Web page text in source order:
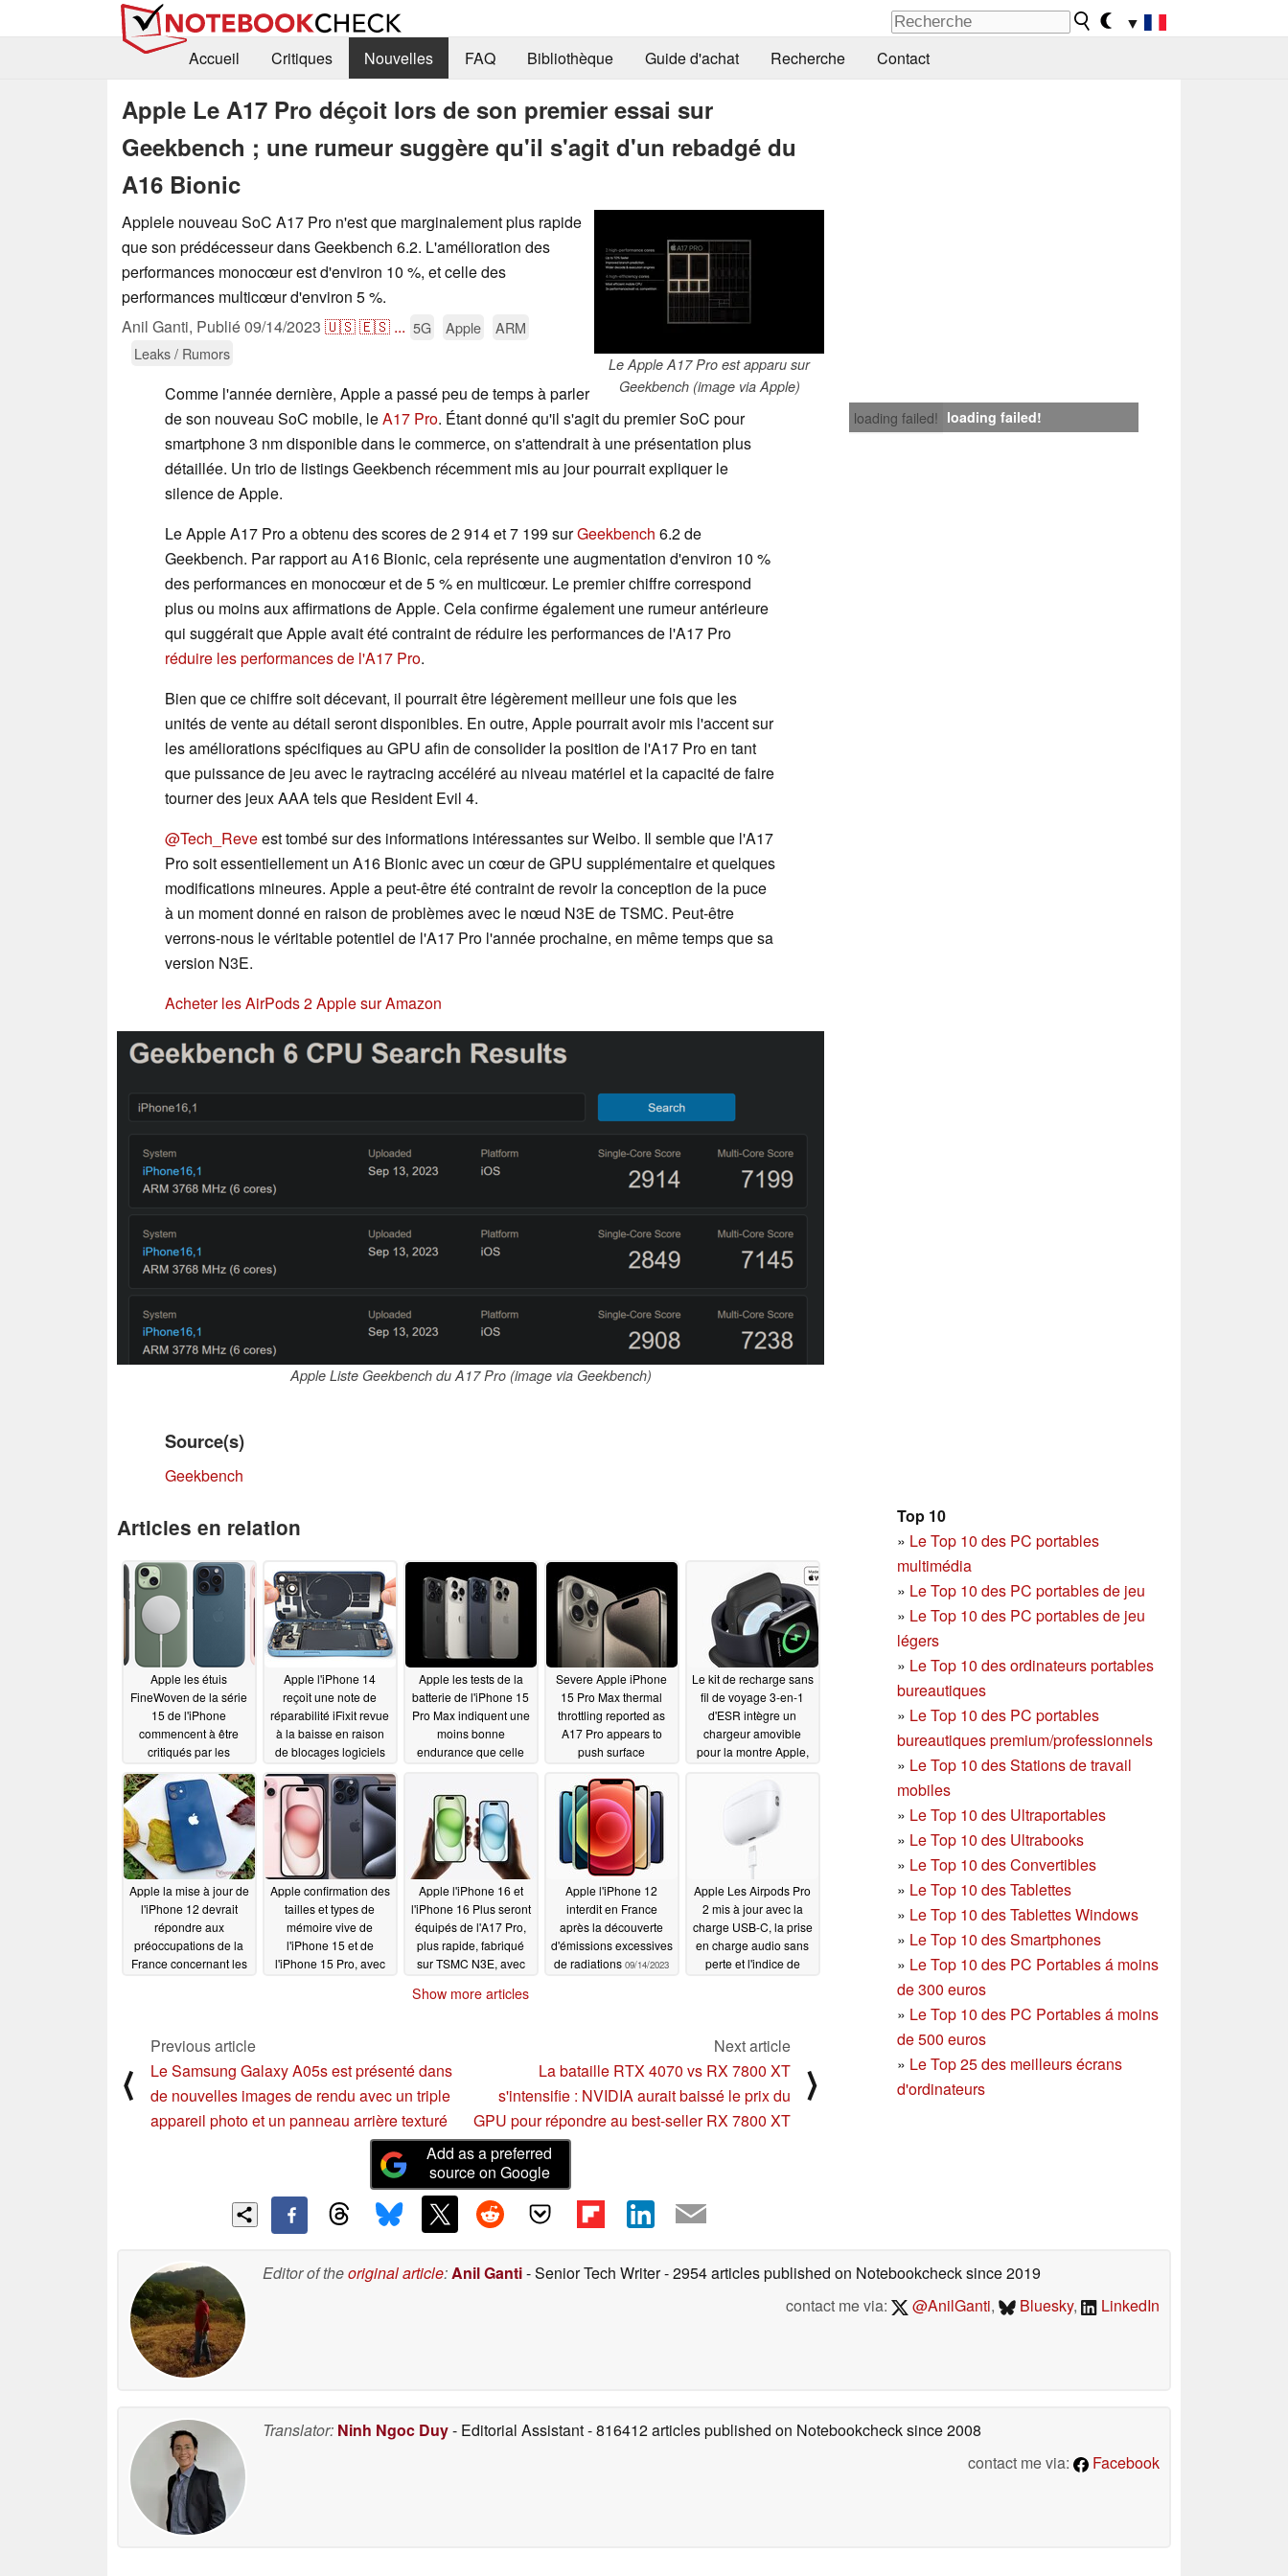
▼
Accueil
Critiques Nouvelles FAQ Bibliothèque Guide d'achat Recherche Contact
Apple Le A17 Pro déçoit lors de son premier essai sur
Geekbench ; une rumeur suggère qu'il s'agit d'un rebadgé du
A16 Bionic
Le Apple A17 Pro est apparu sur
Geekbench (image via Apple)
Applele nouveau SoC A17 Pro n'est que marginalement plus rapide
que son prédécesseur dans Geekbench 6.2. L'amélioration des
performances monocœur est d'environ 10 %, et celle des
performances multicœur d'environ 5 %.
Anil Ganti, Publié09/14/2023 🇺🇸🇪🇸 ... 5G Apple
ARM
Leaks / Rumors
loading failed! loading failed!
Comme l'année dernière, Apple a passé peu de temps à parler
de son nouveau SoC mobile, leA17 Pro. Étant donné qu'il s'agit du premier SoC pour
smartphone 3 nm disponible dans le commerce, on s'attendrait à une présentation plus
détaillée. Un trio de listings Geekbench récemment mis au jour pourrait expliquer le
silence de Apple.
Le Apple A17 Pro a obtenu des scores de 2 914 et 7 199 surGeekbench 6.2 de
Geekbench. Par rapport au A16 Bionic, cela représente une augmentation d'environ 10 %
des performances en monocœur et de 5 % en multicœur. Le premier chiffre correspond
plus ou moins aux affirmations de Apple. Cela confirme également une rumeur antérieure
qui suggérait que Apple avait été contraint de réduire les performances de l'A17 Pro
réduire les performances de l'A17 Pro.
Bien que ce chiffre soit décevant, il pourrait être légèrement meilleur une fois que les
unités de vente au détail seront disponibles. En outre, Apple pourrait avoir mis l'accent sur
les améliorations spécifiques au GPU afin de consolider la position de l'A17 Pro en tant
que puissance de jeu avec le raytracing accéléré au niveau matériel et la capacité de faire
tourner des jeux AAA tels que Resident Evil 4.
@Tech_Reveest tombé sur des informations intéressantes sur Weibo. Il semble que l'A17
Pro soit essentiellement un A16 Bionic avec un cœur de GPU supplémentaire et quelques
modifications mineures. Apple a peut-être été contraint de revoir la conception de la puce
à un moment donné en raison de problèmes avec le nœud N3E de TSMC. Peut-être
verrons-nous le véritable potentiel de l'A17 Pro l'année prochaine, en même temps que sa
version N3E.
Acheter les AirPods 2 Apple sur Amazon
Apple Liste Geekbench du A17 Pro (image via Geekbench)
Source(s)
Geekbench
Top 10
» Le Top 10 des PC portables
multimédia
» Le Top 10 des PC portables de jeu
» Le Top 10 des PC portables de jeu
légers
» Le Top 10 des ordinateurs portables
bureautiques
» Le Top 10 des PC portables
bureautiques premium/professionnels
» Le Top 10 des Stations de travail
mobiles
» Le Top 10 des Ultraportables
» Le Top 10 des Ultrabooks
» Le Top 10 des Convertibles
» Le Top 10 des Tablettes
» Le Top 10 des Tablettes Windows
» Le Top 10 des Smartphones
» Le Top 10 des PC Portables á moins
de 300 euros
» Le Top 10 des PC Portables á moins
de 500 euros
» Le Top 25 des meilleurs écrans
d'ordinateurs
Articles en relation
Apple les étuis
FineWoven de la série
15 de l'iPhone
commencent à être
critiqués par les
09/23/2023
Apple l'iPhone 14
reçoit une note de
réparabilité iFixit revue
à la baisse en raison
de blocages logiciels
09/21/2023
Apple les tests de la
batterie de l'iPhone 15
Pro Max indiquent une
moins bonne
endurance que celle
Severe Apple iPhone
15 Pro Max thermal
throttling reported as
A17 Pro appears to
push surface
during gaming
09/20/2023
Le kit de recharge sans
fil de voyage 3-en-1
d'ESR intègre un
chargeur amovible
pour la montre Apple,
pliable et un système
09/19/2023
Apple la mise à jour de
l'iPhone 12 devrait
répondre aux
préoccupations de la
France concernant les
Apple confirmation des
tailles et types de
mémoire vive de
l'iPhone 15 et de
l'iPhone 15 Pro, avec
Apple l'iPhone 16 et
l'iPhone 16 Plus seront
équipés de l'A17 Pro,
plus rapide, fabriqué
sur TSMC N3E, avec
en termes d'efficacité
Apple l'iPhone 12
interdit en France
après la découverte
d'émissions excessives
de radiations 09/14/2023
Apple Les Airpods Pro
2 mis à jour avec la
charge USB-C, la prise
en charge audio sans
perte et l'indice de
Show more articles
⟨
Previous article
Le Samsung Galaxy A05s est présenté dans
de nouvelles images de rendu avec un triple
appareil photo et un panneau arrière texturé
Next article
La bataille RTX 4070 vs RX 7800 XT
s'intensifie : NVIDIA aurait baissé le prix du
GPU pour répondre au best-seller RX 7800 XT
⟩
Add as a preferred
source on Google
Editor of theoriginal article:Anil Ganti- Senior Tech Writer- 2954 articles published on Notebookchecksince 2019
contact me via:
@AnilGanti, Bluesky, LinkedIn
Translator: Ninh Ngoc Duy- Editorial Assistant- 816412 articles published on Notebookchecksince 2008
contact me via:
Facebook